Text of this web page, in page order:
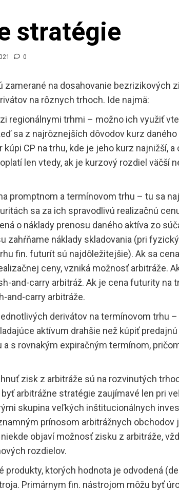
stratégie
0
zamerané na dosahovanie bezrizikových
na rôznych trhoch. Ide najmä:
regionálnymi trhmi – možno ich využiť
sa z najrôznejších dôvodov kurz
CP na trhu, kde je jeho kurz najnižší,
len vtedy, ak je kurzový rozdiel väčší
promptnom a termínovom trhu – tu sa
sa za ich spravodlivú realizačnú
o náklady prenosu daného aktíva zo
zahŕňame náklady skladovania (pri
fin. futurít sú najdôležitejšie). Ak sa
ceny, vzniká možnosť arbitráže.
and-carry arbitráž. Ak je cena futurity na
and-carry arbitráže.
derivátov na termínovom trhu –
aktívum drahšie než kúpiť
a s rovnakým expiračným termínom,
zisk z arbitráže sú na rozvinutých
arbitrážne stratégie zaujímavé len pri
skupina veľkých inštitucionálnych
prínosom arbitrážnych obchodov
objaví možnosť zisku z arbitráže,
rozdielov.
produkty, ktorých hodnota je odvodená
Primárnym fin. nástrojom môžu byť